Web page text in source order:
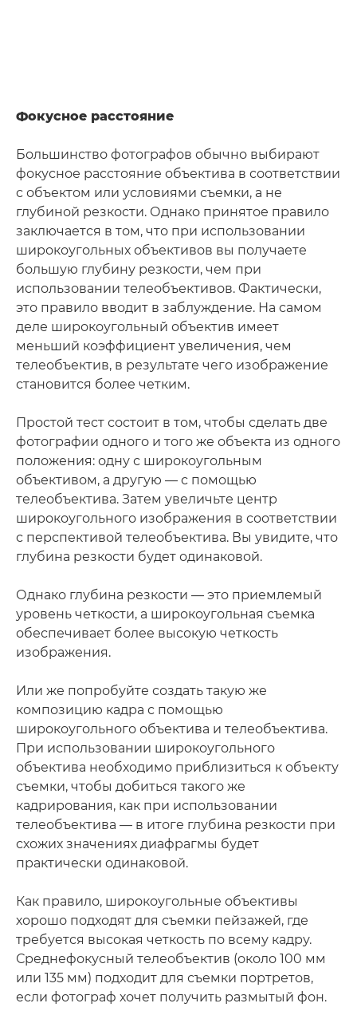
Фокусное расстояние
Большинство фотографов обычно выбирают
фокусное расстояние объектива в соответствии
с объектом или условиями съемки, а не
глубиной резкости. Однако принятое правило
заключается в том, что при использовании
широкоугольных объективов вы получаете
большую глубину резкости, чем при
использовании телеобъективов. Фактически,
это правило вводит в заблуждение. На самом
деле широкоугольный объектив имеет
меньший коэффициент увеличения, чем
телеобъектив, в результате чего изображение
становится более четким.
Простой тест состоит в том, чтобы сделать две
фотографии одного и того же объекта из одного
положения: одну с широкоугольным
объективом, а другую — с помощью
телеобъектива. Затем увеличьте центр
широкоугольного изображения в соответствии
с перспективой телеобъектива. Вы увидите, что
глубина резкости будет одинаковой.
Однако глубина резкости — это приемлемый
уровень четкости, а широкоугольная съемка
обеспечивает более высокую четкость
изображения.
Или же попробуйте создать такую же
композицию кадра с помощью
широкоугольного объектива и телеобъектива.
При использовании широкоугольного
объектива необходимо приблизиться к объекту
съемки, чтобы добиться такого же
кадрирования, как при использовании
телеобъектива — в итоге глубина резкости при
схожих значениях диафрагмы будет
практически одинаковой.
Как правило, широкоугольные объективы
хорошо подходят для съемки пейзажей, где
требуется высокая четкость по всему кадру.
Среднефокусный телеобъектив (около 100 мм
или 135 мм) подходит для съемки портретов,
если фотограф хочет получить размытый фон.